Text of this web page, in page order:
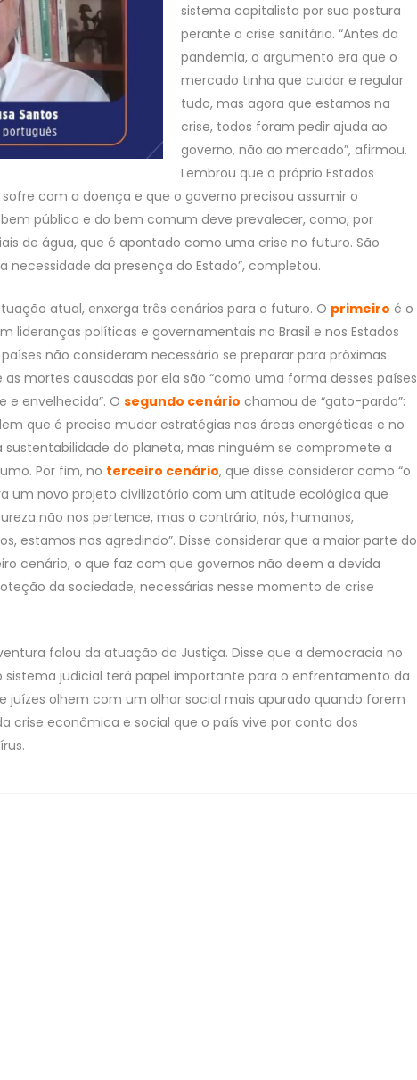
sistema capitalista por sua postura
perante a crise sanitária. “Antes da
pandemia, o argumento era que o
mercado tinha que cuidar e regular
tudo, mas agora que estamos na
crise, todos foram pedir ajuda ao
governo, não ao mercado”, afirmou.
Lembrou que o próprio Estados
com a doença e que o governo precisou assumir o
público e do bem comum deve prevalecer, como, por
de água, que é apontado como uma crise no futuro. São
necessidade da presença do Estado”, completou.
atual, enxerga três cenários para o futuro. O primeiro é o
lideranças políticas e governamentais no Brasil e nos Estados
não consideram necessário se preparar para próximas
mortes causadas por ela são “como uma forma desses países
e envelhecida”. O segundo cenário chamou de “gato-pardo”:
que é preciso mudar estratégias nas áreas energéticas e no
do planeta, mas ninguém se compromete a
Por fim, no terceiro cenário, que disse considerar como “o
um novo projeto civilizatório com um atitude ecológica que
não nos pertence, mas o contrário, nós, humanos,
estamos nos agredindo”. Disse considerar que a maior parte do
cenário, o que faz com que governos não deem a devida
da sociedade, necessárias nesse momento de crise
falou da atuação da Justiça. Disse que a democracia no
sistema judicial terá papel importante para o enfrentamento da
juízes olhem com um olhar social mais apurado quando forem
crise econômica e social que o país vive por conta dos